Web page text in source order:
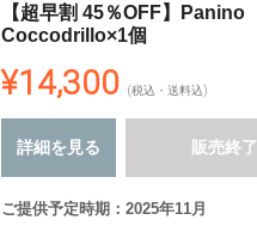
【超早割 45％OFF】Panino
Coccodrillo×1個
¥14,300 (税込・送料込)
詳細を見る 販売終了
ご提供予定時期：2025年11月